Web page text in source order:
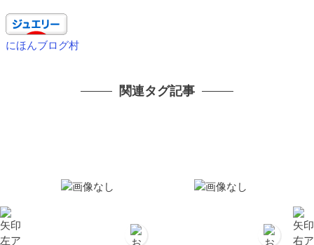
にほんブログ村
関連タグ記事